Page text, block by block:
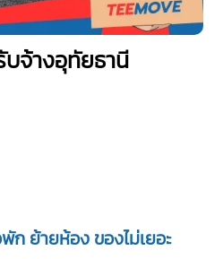
บจ้างอุทัยธานี
ก ย้ายห้อง ของไม่เยอะ